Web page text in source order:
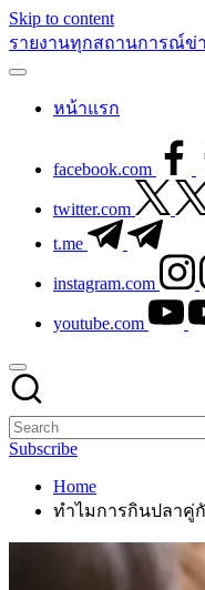
Skip to content
รายงานทุกสถานการณ์ข่
หน้าแรก
facebook.com
twitter.com
t.me
instagram.com
youtube.com
Subscribe
Home
ทำไมการกินปลาคู่